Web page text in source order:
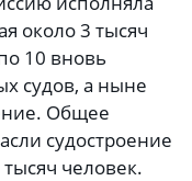
около 3 тысяч
10 вновь
судов, а ныне
Общее
судостроение
человек.